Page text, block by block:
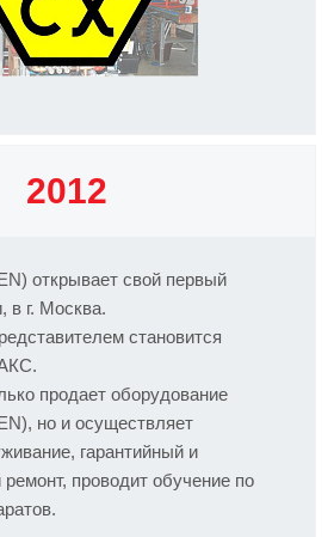
2012
открывает свой первый
в г. Москва.
становится
продает оборудование
но и осуществляет
гарантийный и
ремонт, проводит обучение по